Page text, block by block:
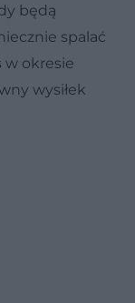
będą
spalać
w okresie
wysiłek